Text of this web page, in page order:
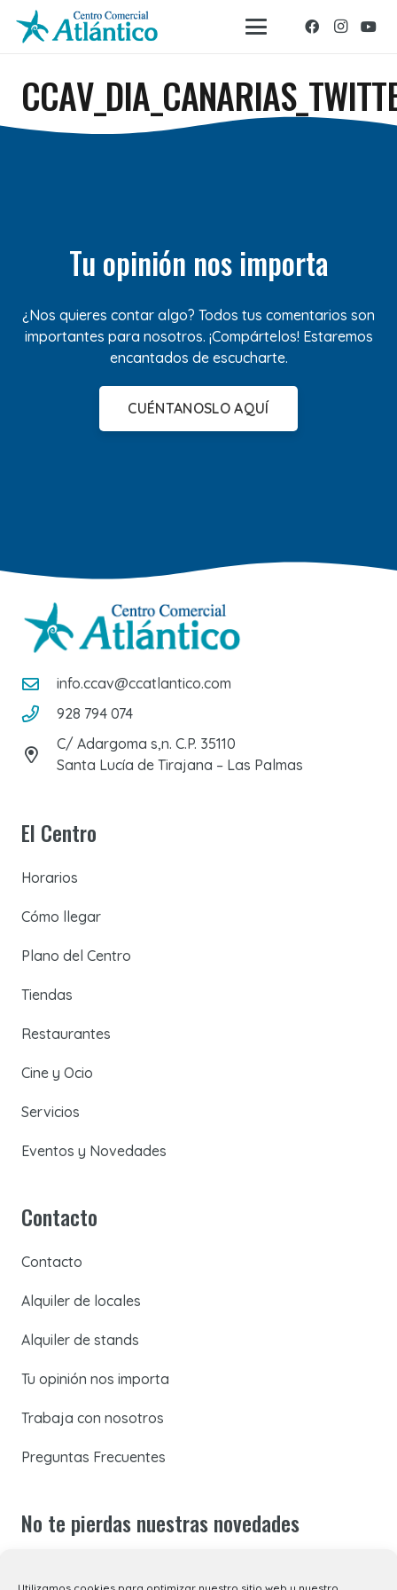
Tu opinión nos importa
¿Nos quieres contar algo? Todos tus comentarios son
importantes para nosotros. ¡Compártelos! Estaremos
encantados de escucharte.
CUÉNTANOSLO AQUÍ
info.ccav@ccatlantico.com
928 794 074
C/ Adargoma s,n. C.P. 35110
Santa Lucía de Tirajana – Las Palmas
El Centro
Horarios
Cómo llegar
Plano del Centro
Tiendas
Restaurantes
Cine y Ocio
Servicios
Eventos y Novedades
Contacto
Contacto
Alquiler de locales
Alquiler de stands
Tu opinión nos importa
Trabaja con nosotros
Preguntas Frecuentes
No te pierdas nuestras novedades